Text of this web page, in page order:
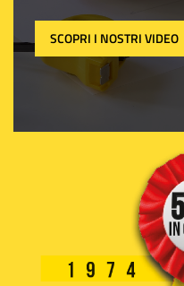
SCOPRI I NOSTRI VIDEO